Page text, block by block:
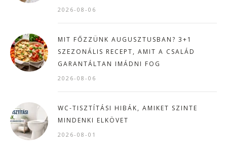
2026-08-06
MIT FŐZZÜNK AUGUSZTUSBAN? 3+1
SZEZONÁLIS RECEPT, AMIT A CSALÁD
GARANTÁLTAN IMÁDNI FOG
2026-08-06
WC-TISZTÍTÁSI HIBÁK, AMIKET SZINTE
MINDENKI ELKÖVET
2026-08-01